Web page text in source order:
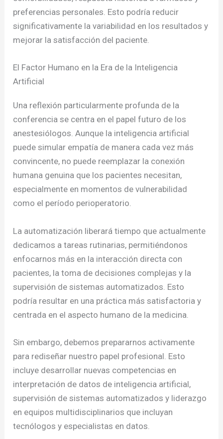
preferencias personales. Esto podría reducir
significativamente la variabilidad en los resultados y
mejorar la satisfacción del paciente.
El Factor Humano en la Era de la Inteligencia
Artificial
Una reflexión particularmente profunda de la
conferencia se centra en el papel futuro de los
anestesiólogos. Aunque la inteligencia artificial
puede simular empatía de manera cada vez más
convincente, no puede reemplazar la conexión
humana genuina que los pacientes necesitan,
especialmente en momentos de vulnerabilidad
como el período perioperatorio.
La automatización liberará tiempo que actualmente
dedicamos a tareas rutinarias, permitiéndonos
enfocarnos más en la interacción directa con
pacientes, la toma de decisiones complejas y la
supervisión de sistemas automatizados. Esto
podría resultar en una práctica más satisfactoria y
centrada en el aspecto humano de la medicina.
Sin embargo, debemos prepararnos activamente
para rediseñar nuestro papel profesional. Esto
incluye desarrollar nuevas competencias en
interpretación de datos de inteligencia artificial,
supervisión de sistemas automatizados y liderazgo
en equipos multidisciplinarios que incluyan
tecnólogos y especialistas en datos.